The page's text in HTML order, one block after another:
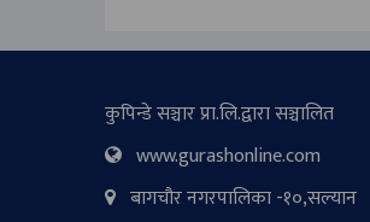
कुपिन्डे सञ्चार प्रा.लि.द्वारा सञ्चालित
www.gurashonline.com
बागचौर नगरपालिका -१०,सल्यान